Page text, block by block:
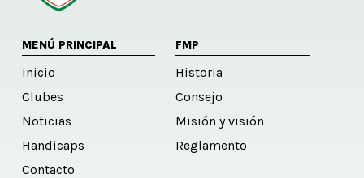
MENÚ PRINCIPAL
Inicio
Clubes
Noticias
Handicaps
Contacto
FMP
Historia
Consejo
Misión y visión
Reglamento